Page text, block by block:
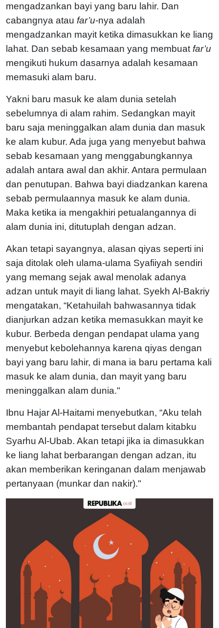
mengadzankan bayi yang baru lahir. Dan
cabangnya atau far’u-nya adalah
mengadzankan mayit ketika dimasukkan ke liang
lahat. Dan sebab kesamaan yang membuat far’u
mengikuti hukum dasarnya adalah kesamaan
memasuki alam baru.
Yakni baru masuk ke alam dunia setelah
sebelumnya di alam rahim. Sedangkan mayit
baru saja meninggalkan alam dunia dan masuk
ke alam kubur. Ada juga yang menyebut bahwa
sebab kesamaan yang menggabungkannya
adalah antara awal dan akhir. Antara permulaan
dan penutupan. Bahwa bayi diadzankan karena
sebab permulaannya masuk ke alam dunia.
Maka ketika ia mengakhiri petualangannya di
alam dunia ini, ditutuplah dengan adzan.
Akan tetapi sayangnya, alasan qiyas seperti ini
saja ditolak oleh ulama-ulama Syafiiyah sendiri
yang memang sejak awal menolak adanya
adzan untuk mayit di liang lahat. Syekh Al-Bakriy
mengatakan, “Ketahuilah bahwasannya tidak
dianjurkan adzan ketika memasukkan mayit ke
kubur. Berbeda dengan pendapat ulama yang
menyebut kebolehannya karena qiyas dengan
bayi yang baru lahir, di mana ia baru pertama kali
masuk ke alam dunia, dan mayit yang baru
meninggalkan alam dunia."
Ibnu Hajar Al-Haitami menyebutkan, “Aku telah
membantah pendapat tersebut dalam kitabku
Syarhu Al-Ubab. Akan tetapi jika ia dimasukkan
ke liang lahat berbarangan dengan adzan, itu
akan memberikan keringanan dalam menjawab
pertanyaan (munkar dan nakir)."